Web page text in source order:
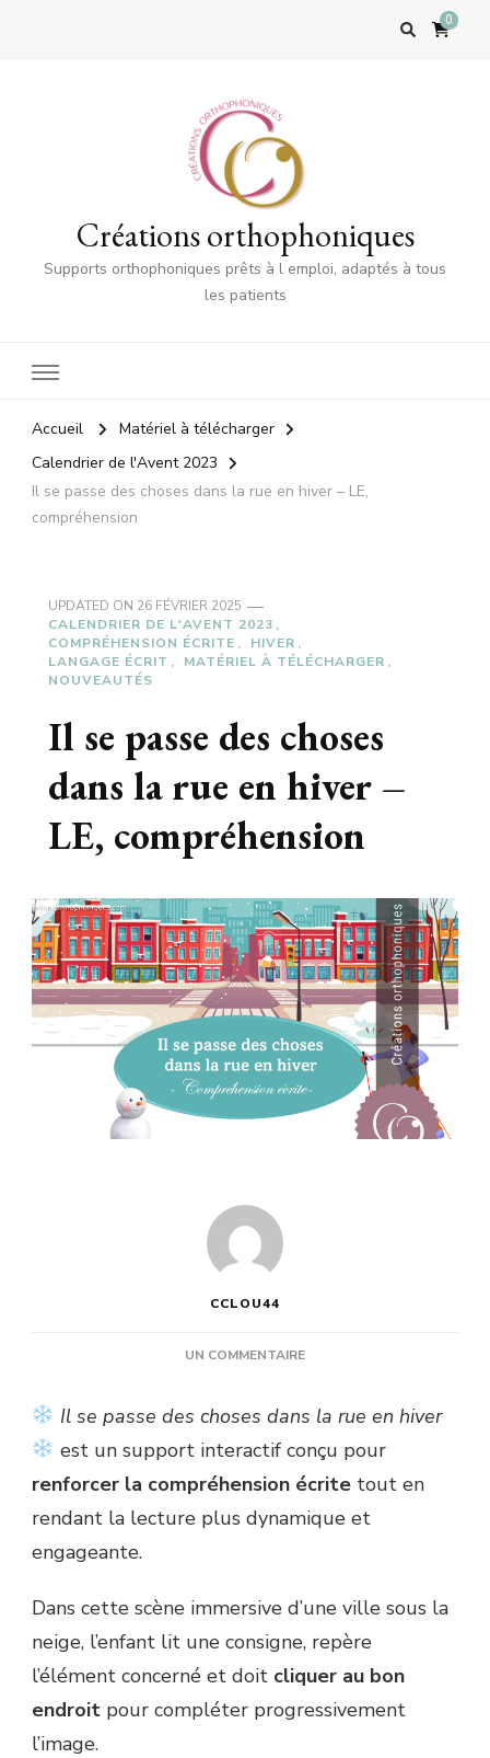
0
Créations orthophoniques
Supports orthophoniques prêts à l emploi, adaptés à tous
les patients
Accueil
Matériel à télécharger
Calendrier de l'Avent 2023
Il se passe des choses dans la rue en hiver – LE,
compréhension
UPDATED ON 26 FÉVRIER 2025
CALENDRIER DE L'AVENT 2023
COMPRÉHENSION ÉCRITE
HIVER
LANGAGE ÉCRIT
MATÉRIEL À TÉLÉCHARGER
NOUVEAUTÉS
Il se passe des choses
dans la rue en hiver –
LE, compréhension
CCLOU44
UN COMMENTAIRESUR
PASSE
DES
DANS
LA
–
COMPRÉHENSION
Il se passe des choses dans la rue en hiver
est un support interactif conçu pour
renforcer la compréhension écrite tout en
rendant la lecture plus dynamique et
engageante.
Dans cette scène immersive d’une ville sous la
neige, l’enfant lit une consigne, repère
l’élément concerné et doit cliquer au bon
endroit pour compléter progressivement
l’image.